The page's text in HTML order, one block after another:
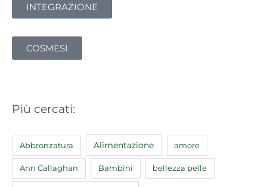
INTEGRAZIONE
COSMESI
Più cercati:
Abbronzatura Alimentazione amore
Ann Callaghan Bambini bellezza pelle